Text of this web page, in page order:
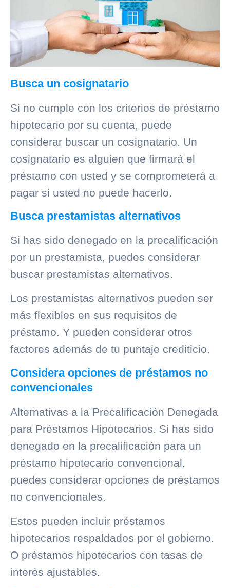
Busca un cosignatario
Si no cumple con los criterios de préstamo
hipotecario por su cuenta, puede
considerar buscar un cosignatario. Un
cosignatario es alguien que firmará el
préstamo con usted y se comprometerá a
pagar si usted no puede hacerlo.
Busca prestamistas alternativos
Si has sido denegado en la precalificación
por un prestamista, puedes considerar
buscar prestamistas alternativos.
Los prestamistas alternativos pueden ser
más flexibles en sus requisitos de
préstamo. Y pueden considerar otros
factores además de tu puntaje crediticio.
Considera opciones de préstamos no
convencionales
Alternativas a la Precalificación Denegada
para Préstamos Hipotecarios. Si has sido
denegado en la precalificación para un
préstamo hipotecario convencional,
puedes considerar opciones de préstamos
no convencionales.
Estos pueden incluir préstamos
hipotecarios respaldados por el gobierno.
O préstamos hipotecarios con tasas de
interés ajustables.